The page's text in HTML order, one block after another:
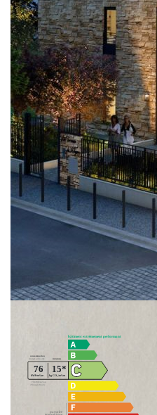
toutes commodités, situé
MORSANG SUR ORGE.
Ce logement comprend une
avec cuisine ouverte, deux
salle de bains, un wc séparé
Le plus de ce logement ?
Deux places de
Loyer : 1154,44 €
Charges : 90 €
Honoraires Visites,
Diagnostics